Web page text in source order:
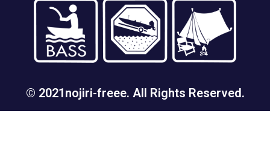
© 2021nojiri-freee. All Rights Reserved.